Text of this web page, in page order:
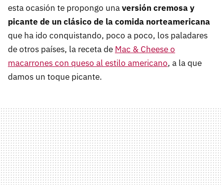
esta ocasión te propongo unaversión cremosa y
picante de un clásico de la comida norteamericana
que ha ido conquistando, poco a poco, los paladares
de otros países, la receta de Mac & Cheese o
macarrones con queso al estilo americano, a la que
damos un toque picante.